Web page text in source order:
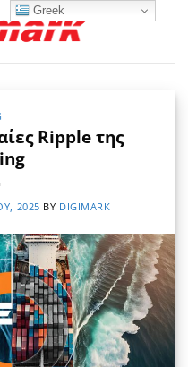
Ripple της
2025 BY DIGIMARK
Greek